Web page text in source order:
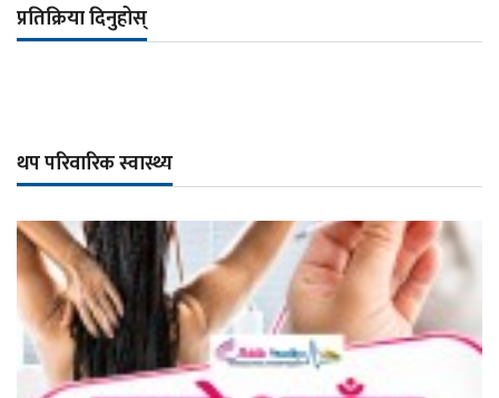
प्रतिक्रिया दिनुहोस्
थप परिवारिक स्वास्थ्य